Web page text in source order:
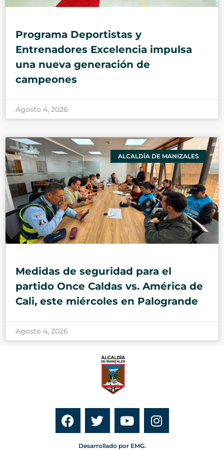
Programa Deportistas y
Entrenadores Excelencia impulsa
una nueva generación de
campeones
Agosto 4, 2026
ALCALDÍA DE MANIZALES
Medidas de seguridad para el
partido Once Caldas vs. América de
Cali, este miércoles en Palogrande
Agosto 4, 2026
Desarrollado por EMG.